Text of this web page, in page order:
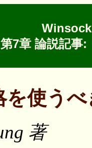
第7章 論説記事
を使う
著